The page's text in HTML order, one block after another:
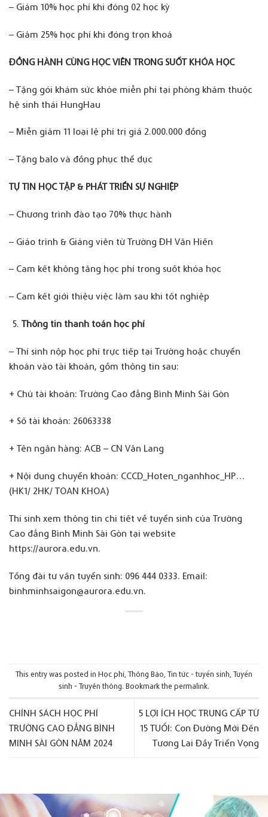
– Giảm 10% học phí khi đóng 02 học kỳ
– Giảm 25% học phí khi đóng trọn khoá
ĐỒNG HÀNH CÙNG HỌC VIÊN TRONG SUỐT KHÓA HỌC
– Tặng gói khám sức khỏe miễn phí tại phòng khám thuộc
hệ sinh thái HungHau
– Miễn giảm 11 loại lệ phí trị giá 2.000.000 đồng
– Tặng balo và đồng phục thể dục
TỰ TIN HỌC TẬP & PHÁT TRIỂN SỰ NGHIỆP
– Chương trình đào tạo 70% thực hành
– Giáo trình & Giảng viên từ Trường ĐH Văn Hiến
– Cam kết không tăng học phí trong suốt khóa học
– Cam kết giới thiệu việc làm sau khi tốt nghiệp
Thông tin thanh toán học phí
– Thí sinh nộp học phí trực tiếp tại Trường hoặc chuyển
khoản vào tài khoản, gồm thông tin sau:
+ Chủ tài khoản: Trường Cao đẳng Bình Minh Sài Gòn
+ Số tài khoản: 26063338
+ Tên ngân hàng: ACB – CN Văn Lang
+ Nội dung chuyển khoản: CCCD_Hoten_nganhhoc_HP…
(HK1/ 2HK/ TOAN KHOA)
Thí sinh xem thông tin chi tiết về tuyển sinh của Trường
Cao đẳng Bình Minh Sài Gòn tại website
https://aurora.edu.vn.
Tổng đài tư vấn tuyển sinh: 096 444 0333. Email:
binhminhsaigon@aurora.edu.vn.
This entry was posted in Học phí, Thông Báo, Tin tức - tuyển sinh, Tuyển
sinh - Truyền thông. Bookmark the permalink.
CHÍNH SÁCH HỌC PHÍ
TRƯỜNG CAO ĐẲNG BÌNH
MINH SÀI GÒN NĂM 2024
5 LỢI ÍCH HỌC TRUNG CẤP TỪ
15 TUỔI: Con Đường Mới Đến
Tương Lai Đầy Triển Vọng